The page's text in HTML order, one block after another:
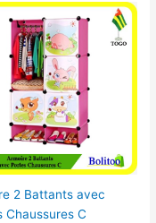
2 Battants avec
Chaussures C